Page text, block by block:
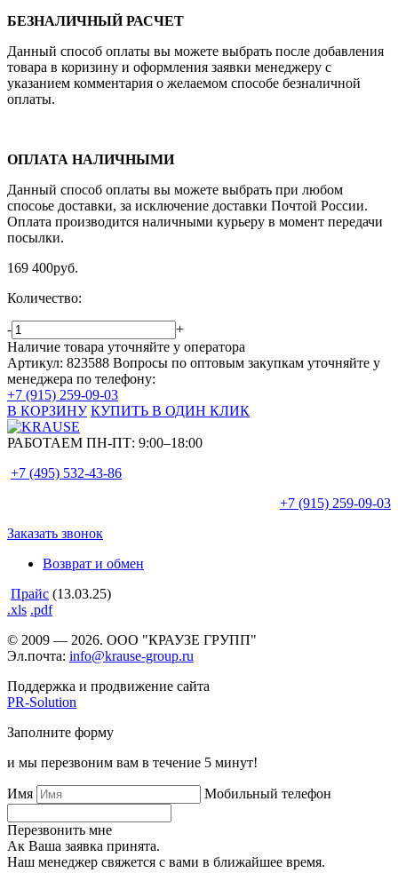
БЕЗНАЛИЧНЫЙ РАСЧЕТ
Данный способ оплаты вы можете выбрать после добавления
товара в коризину и оформления заявки менеджеру c
указанием комментария о желаемом способе безналичной
оплаты.
ОПЛАТА НАЛИЧНЫМИ
Данный способ оплаты вы можете выбрать при любом
спосоье доставки, за исключение доставки Почтой России.
Оплата производится наличными курьеру в момент передачи
посылки.
169 400руб.
Количество:
-
+
Наличие товара уточняйте у оператора
Артикул: 823588 Вопросы по оптовым закупкам уточняйте у
менеджера по телефону:
+7 (915) 259-09-03
В КОРЗИНУ КУПИТЬ В ОДИН КЛИК
РАБОТАЕМ ПН-ПТ: 9:00–18:00
+7 (495) 532-43-86
+7 (915) 259-09-03
Заказать звонок
Возврат и обмен
Прайс (13.03.25)
.xls .pdf
© 2009 — 2026. ООО "КРАУЗЕ ГРУПП"
Эл.почта: info@krause-group.ru
Поддержка и продвижение сайта
PR-Solution
Заполните форму
и мы перезвоним вам в течение 5 минут!
Имя Мобильный телефон
Перезвонить мне
Ак Ваша заявка принята.
Наш менеджер свяжется с вами в ближайшее время.